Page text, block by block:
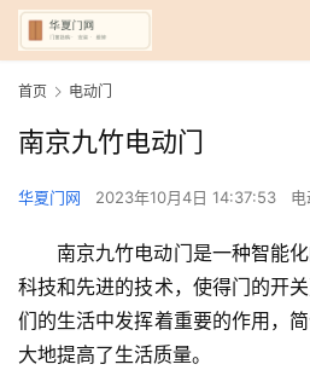
首页 电动门
南京九竹电动门
华夏门网 2023年10月4日 14:37:53 电
南京九竹电动门是一种智能
科技和先进的技术，使得门的开
们的生活中发挥着重要的作用，
大地提高了生活质量。